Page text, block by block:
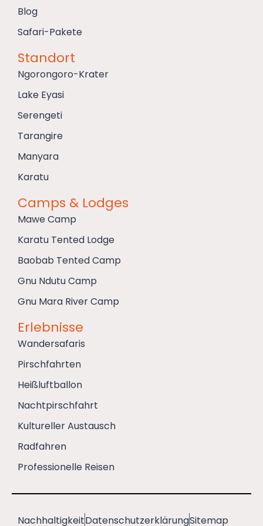
Blog
Safari-Pakete
Standort
Ngorongoro-Krater
Lake Eyasi
Serengeti
Tarangire
Manyara
Karatu
Camps & Lodges
Mawe Camp
Karatu Tented Lodge
Baobab Tented Camp
Gnu Ndutu Camp
Gnu Mara River Camp
Erlebnisse
Wandersafaris
Pirschfahrten
Heißluftballon
Nachtpirschfahrt
Kultureller Austausch
Radfahren
Professionelle Reisen
NachhaltigkeitDatenschutzerklärungSitemap